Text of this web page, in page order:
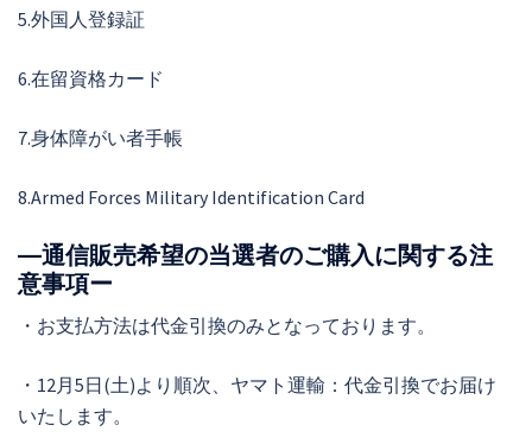
5.外国人登録証
6.在留資格カード
7.身体障がい者手帳
8.Armed Forces Military Identification Card
―通信販売希望の当選者のご購入に関する注
意事項ー
・お支払方法は代金引換のみとなっております。
・12月5日(土)より順次、ヤマト運輸：代金引換でお届け
いたします。